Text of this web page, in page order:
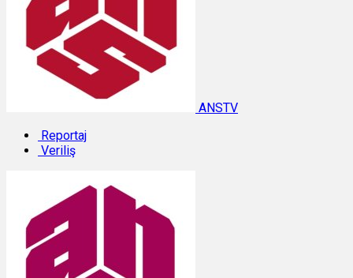
ANSTV
Reportaj
Veriliş